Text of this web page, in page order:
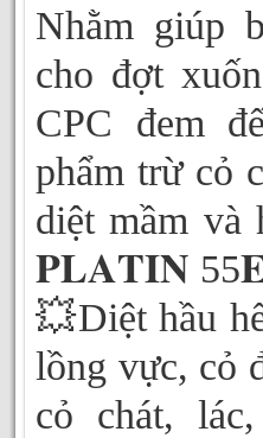
Nhằm giúp
cho đợt
CPC đem
phẩm trừ cỏ
diệt mầm và
𝐏𝐋𝐀𝐓𝐈𝐍
💥Diệt hầu
lồng vực, cỏ
cỏ chát,